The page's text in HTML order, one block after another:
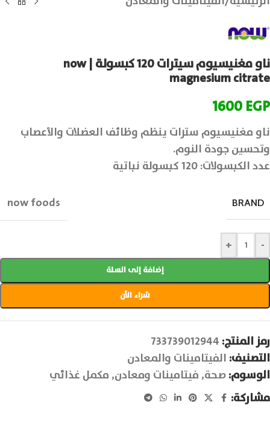
ناو مغنيسيوم سيترات 120 كبسولة | now
magnesium citrate
1600EGP
ناو مغنيسيوم سترات ينظم وظائف العضلات والأعصاب
وتحسين جودة النوم.
عدد الكبسولات: 120 كبسولة نباتية
BRAND
now foods
-
+
إضافة إلى السلة
شراء الآن
رمز المنتج: 733739012944
التصنيف: الفيتامينات والمعادن
الوسوم:صحة, فيتامينات ومعادن, مكمل غذائي
مشاركة: